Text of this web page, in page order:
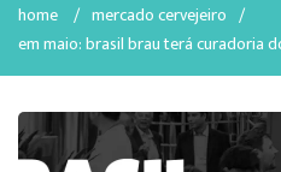
home / mercado cervejeiro /
em maio: brasil brau terá curadoria